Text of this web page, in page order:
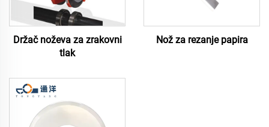
Držač noževa za zrakovni
tlak
Nož za rezanje papira